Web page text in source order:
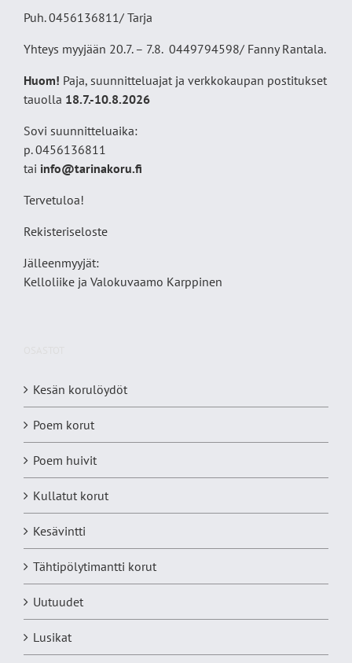
Puh. 0456136811/ Tarja
Yhteys myyjään 20.7. – 7.8. 0449794598/ Fanny Rantala.
Huom! Paja, suunnitteluajat ja verkkokaupan postitukset
tauolla 18.7.-10.8.2026
Sovi suunnitteluaika:
p. 0456136811
tai info@tarinakoru.fi
Tervetuloa!
Rekisteriseloste
Jälleenmyyjät:
Kelloliike ja Valokuvaamo Karppinen
Kesän korulöydöt
Poem korut
Poem huivit
Kullatut korut
Kesävintti
Tähtipölytimantti korut
Uutuudet
Lusikat